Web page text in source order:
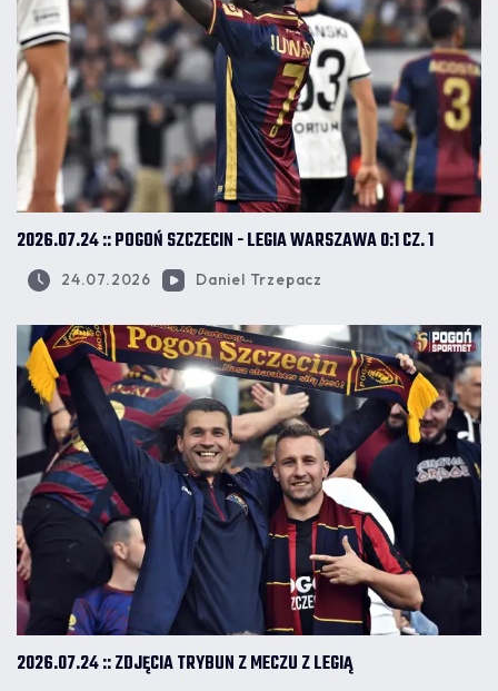
2026.07.24 :: POGOŃ SZCZECIN - LEGIA WARSZAWA 0:1 CZ. 1
24.07.2026 Daniel Trzepacz
2026.07.24 :: ZDJĘCIA TRYBUN Z MECZU Z LEGIĄ